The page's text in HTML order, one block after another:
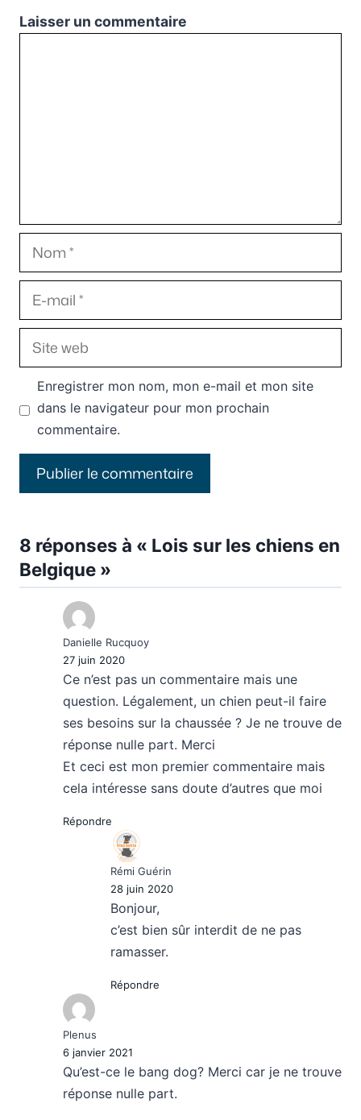
Laisser un commentaire
Nom
E-
mail
Site
web
Enregistrer mon nom, mon e-mail et mon site
dans le navigateur pour mon prochain
commentaire.
8 réponses à « Lois sur les chiens en
Belgique »
Danielle Rucquoy
27 juin 2020
Ce n’est pas un commentaire mais une
question. Légalement, un chien peut-il faire
ses besoins sur la chaussée ? Je ne trouve de
réponse nulle part. Merci
Et ceci est mon premier commentaire mais
cela intéresse sans doute d’autres que moi
Répondre
Rémi Guérin
28 juin 2020
Bonjour,
c’est bien sûr interdit de ne pas
ramasser.
Répondre
Plenus
6 janvier 2021
Qu’est-ce le bang dog? Merci car je ne trouve
réponse nulle part.